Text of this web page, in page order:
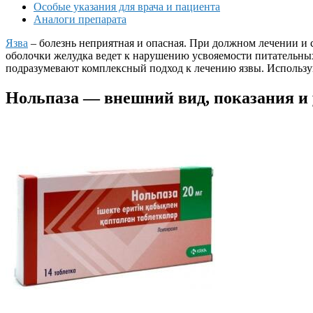
Особые указания для врача и пациента
Аналоги препарата
Язва – болезнь неприятная и опасная. При должном лечении
оболочки желудка ведет к нарушению усвояемости
подразумевают комплексный подход к лечению язвы.
Нольпаза — внешний вид, показания и